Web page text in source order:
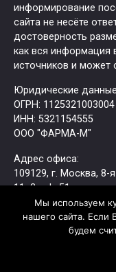
информирование
сайта не несёте
достоверность
как вся информация
источников и может
Юридические
ОГРН: 1125321003004
ИНН: 5321154555
ООО "ФАРМА-М"
Адрес офиса:
109129, г. Москва, ​8-
11с2, оф. 51
Tелефон: +7 (495)
Электронная почта:
Перед оказанием
устанавливает
Мы используем
нашего сайта. Если
будем